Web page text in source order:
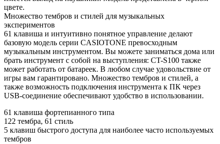
цвете.
Множество тембров и стилей для музыкальных
экспериментов
61 клавиша и интуитивно понятное управление делают
базовую модель серии CASIOTONE превосходным
музыкальным инструментом. Вы можете заниматься дома или
брать инструмент с собой на выступления: CT-S100 также
может работать от батареек. В любом случае удовольствие от
игры вам гарантировано. Множество тембров и стилей, а
также возможность подключения инструмента к ПК через
USB-соединение обеспечивают удобство в использовании.
61 клавиша фортепианного типа
122 тембра, 61 стиль
5 клавиш быстрого доступа для наиболее часто используемых
тембров